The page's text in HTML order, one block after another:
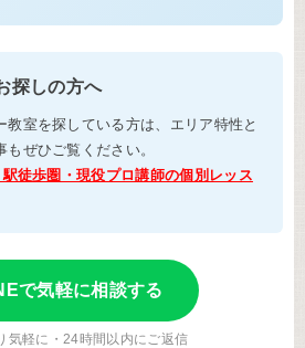
探しの方へ
教室を探している方は、エリア特性と
ぜひご覧ください。
徒歩圏・現役プロ講師の個別レッス
で気軽に相談する
気軽に・24時間以内にご返信